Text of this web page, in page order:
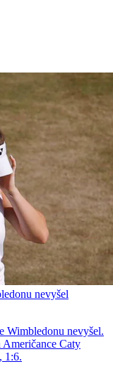
nevyšel
Wimbledonu nevyšel.
Američance Caty
1:6.